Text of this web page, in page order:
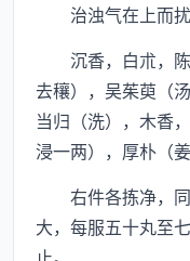
治浊气在上而扰
沉香，白朮，陈
去穰），吴茱萸（
当归（洗），木香
浸一两），厚朴（
右件各拣净，同
大，每服五十丸至